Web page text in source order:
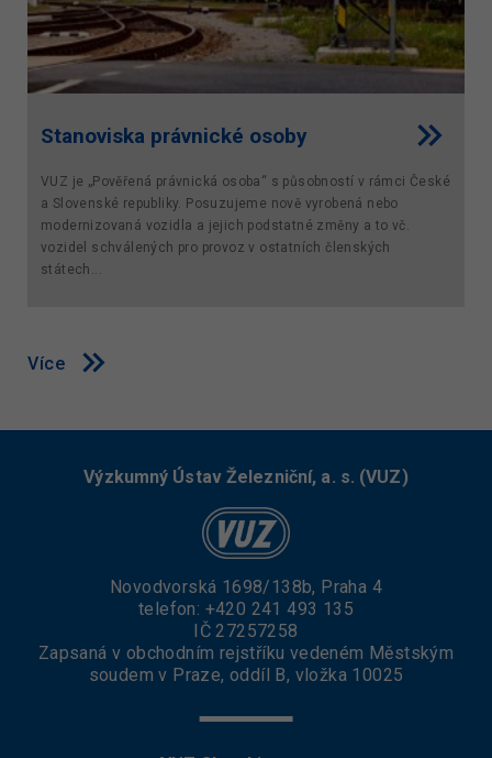
Stanoviska právnické osoby
VUZ je „Pověřená právnická osoba“ s působností v rámci České
a Slovenské republiky. Posuzujeme nově vyrobená nebo
modernizovaná vozidla a jejich podstatné změny a to vč.
vozidel schválených pro provoz v ostatních členských
státech...
Více
Výzkumný Ústav Železniční, a. s. (VUZ)
Novodvorská 1698/138b, Praha 4
telefon: +420 241 493 135
IČ 27257258
Zapsaná v obchodním rejstříku vedeném Městským
soudem v Praze, oddíl B, vložka 10025